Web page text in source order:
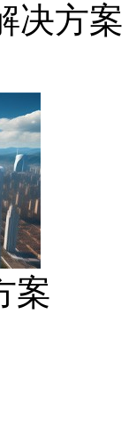
决方案
案